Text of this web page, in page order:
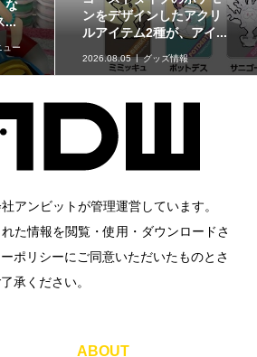
な
...
ュー
ンをデザインしたアクリ
ルアイテム2種が、アイ...
2026.08.05 グッズ情報
アンビットが管理運営しています。
た情報を閲覧・使用・ダウンロードさ
ポリシーにご同意いただいたものとさ
承ください。
ABOUT